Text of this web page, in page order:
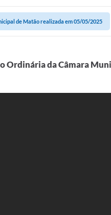
de Matão realizada em 05/05/2025
Ordinária da Câmara